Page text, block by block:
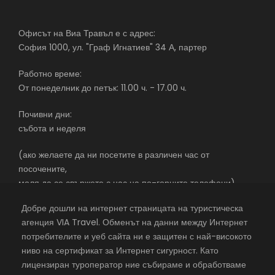
Андраикиба/ Анцирабе
Закуска. Следва кратка панорамна обиколка на
старата част на Антананариво, където се намират
езерото Аноси с квартала на министерствата и
булевард Независимост с кметството. Отправяме сена
юг към Анцирабе (3,5 часа). Пътуваме по национален
в света – пред погледа се редуват планински области,
плата, гористи хълмове, високопланински оризови
тераси, просторна савана и земя, обагрена в червено.
Отклоняваме се малко на запад към селището
Амбохидрано, откъдето след лек едночасов преход
Офисът на Виа Травъл е с адрес:
София 1000, ул. "Граф Игнатиев" 34 А, партер
Работно време:
От понеделник до петък: 11.00 ч. - 17.00 ч.
Почивни дни:
събота и неделя
(ако желаете да ни посетите в различен час от
посочените,
моля да се свържете с нас на по-горните телефони)
екскурзии в чужбина със самолет – почивки в чужбина –
почивки в чужбина 2026 – с една от най-добрите
Добре дошли на интернет страницата на туристическа
агенция VIA Travel. Обменът на данни между Интернет
потребителите и уеб сайта ни е защитен с най-високото
ниво на сертификат за Интернет сигурност. Като
лицензиран туроператор ние събираме и обработваме